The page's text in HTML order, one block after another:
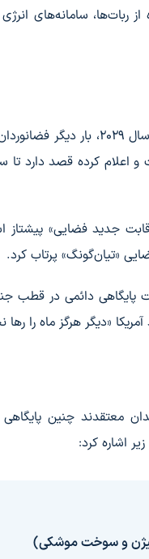
ربات‌ها، سامانه‌های
دولت آمریکا قصد دارد پیش از پایان دوره
جدید فضایی»
«دیگر هرگز ماه را رها
معتقدند چنین
اشاره کرد:
و سوخت موشکی)